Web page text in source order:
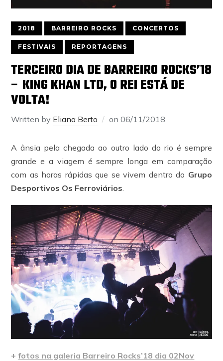
2018 BARREIRO ROCKS CONCERTOS
FESTIVAIS REPORTAGENS
TERCEIRO DIA DE BARREIRO ROCKS’18
– KING KHAN LTD, O REI ESTÁ DE
VOLTA!
Written by Eliana Berto on06/11/2018
A ânsia pela chegada ao outro lado do rio é sempre
grande e a viagem é sempre longa em comparação
com as horas rápidas que se vivem dentro do Grupo
Desportivos Os Ferroviários.
+fotos na galeria Barreiro Rocks’18 dia 02Nov